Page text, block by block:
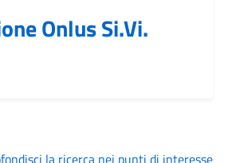
Onlus Si.Vi.
la ricerca nei punti di interesse